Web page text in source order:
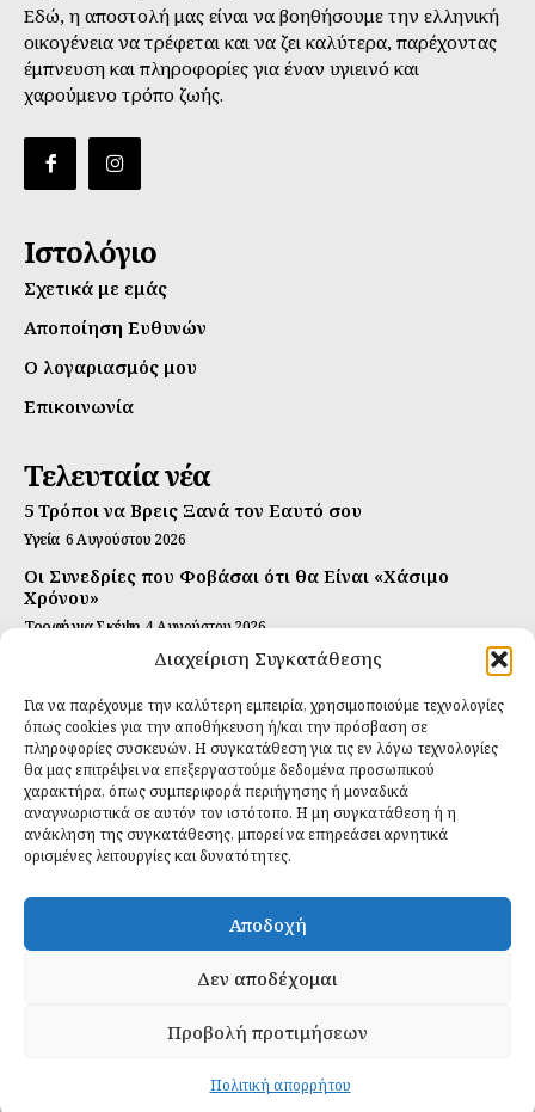
Διαχείριση Συγκατάθεσης
Για να παρέχουμε την καλύτερη εμπειρία, χρησιμοποιούμε τεχνολογίες
όπως cookies για την αποθήκευση ή/και την πρόσβαση σε
πληροφορίες συσκευών. Η συγκατάθεση για τις εν λόγω τεχνολογίες
θα μας επιτρέψει να επεξεργαστούμε δεδομένα προσωπικού
χαρακτήρα, όπως συμπεριφορά περιήγησης ή μοναδικά
αναγνωριστικά σε αυτόν τον ιστότοπο. Η μη συγκατάθεση ή η
ανάκληση της συγκατάθεσης, μπορεί να επηρεάσει αρνητικά
ορισμένες λειτουργίες και δυνατότητες.
Αποδοχή
Δεν αποδέχομαι
Προβολή προτιμήσεων
Πολιτική απορρήτου
Εδώ, η αποστολή μας είναι να βοηθήσουμε την ελληνική
οικογένεια να τρέφεται και να ζει καλύτερα, παρέχοντας
έμπνευση και πληροφορίες για έναν υγιεινό και
χαρούμενο τρόπο ζωής.
Ιστολόγιο
Σχετικά με εμάς
Αποποίηση Ευθυνών
Ο λογαριασμός μου
Επικοινωνία
Τελευταία νέα
5 Τρόποι να Βρεις Ξανά τον Εαυτό σου
Υγεία 6 Αυγούστου 2026
Οι Συνεδρίες που Φοβάσαι ότι θα Είναι «Χάσιμο
Χρόνου»
Τροφή για Σκέψη 4 Αυγούστου 2026
Αυτή Είναι η Συνταγή για Τέλεια Κομπούτσα
Ιδανικές Τροφές 26 Ιουλίου 2026
Εγγραφείτε
ΕΓΓΡΑΦΉ
Έχω διαβάσει και δέχομαι τηνπολιτική απορρήτου
Creative.